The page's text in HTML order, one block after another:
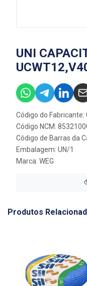
UNI
Código do
Código NCM:
Código de Barras da
Embalagem: UN/1
Marca: WEG
Produtos